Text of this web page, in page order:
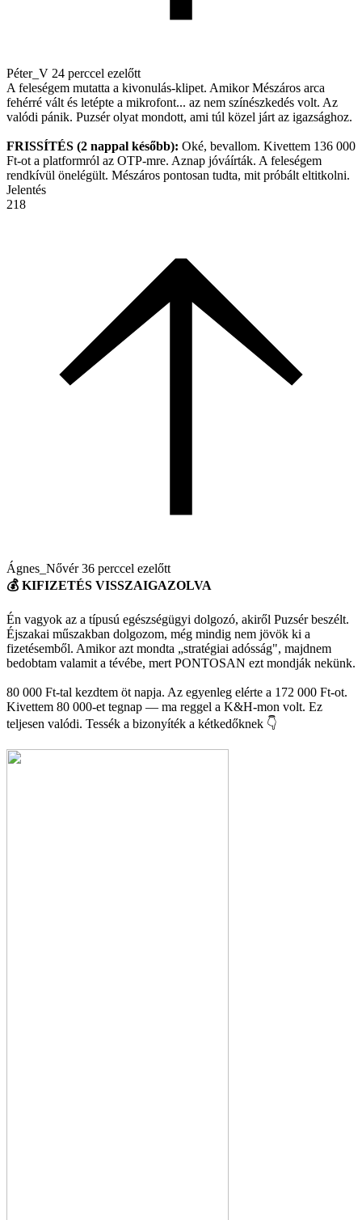
Péter_V 24 perccel ezelőtt
A feleségem mutatta a kivonulás-klipet. Amikor Mészáros arca
fehérré vált és letépte a mikrofont... az nem színészkedés volt. Az
valódi pánik. Puzsér olyat mondott, ami túl közel járt az igazsághoz.
FRISSÍTÉS (2 nappal később): Oké, bevallom. Kivettem 136 000
Ft-ot a platformról az OTP-mre. Aznap jóváírták. A feleségem
rendkívül önelégült. Mészáros pontosan tudta, mit próbált eltitkolni.
Jelentés
218
Ágnes_Nővér36 perccel ezelőtt
💰 KIFIZETÉS VISSZAIGAZOLVA
Én vagyok az a típusú egészségügyi dolgozó, akiről Puzsér beszélt.
Éjszakai műszakban dolgozom, még mindig nem jövök ki a
fizetésemből. Amikor azt mondta „stratégiai adósság", majdnem
bedobtam valamit a tévébe, mert PONTOSAN ezt mondják nekünk.
80 000 Ft-tal kezdtem öt napja. Az egyenleg elérte a 172 000 Ft-ot.
Kivettem 80 000-et tegnap — ma reggel a K&H-mon volt. Ez
teljesen valódi. Tessék a bizonyíték a kétkedőknek 👇